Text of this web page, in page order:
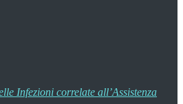
Infezioni correlate all’Assistenza